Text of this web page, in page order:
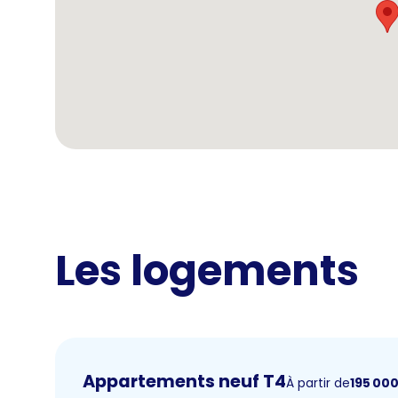
Les logements
Appartements neuf T4À partir de195